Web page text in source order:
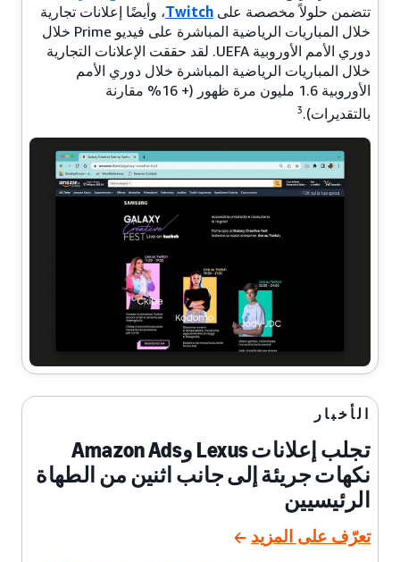
تتضمن حلولاً مخصصة على Twitch، وأيضًا إعلانات تجارية
خلال المباريات الرياضية المباشرة على فيديو Prime خلال
دوري الأمم الأوروبية UEFA. لقد حققت الإعلانات التجارية
خلال المباريات الرياضية المباشرة خلال دوري الأمم
الأوروبية 1.6 مليون مرة ظهور (+ 16% مقارنة
بالتقديرات).3
الأخبار
تجلب إعلانات Lexus وAmazon Ads
نكهات جريئة إلى جانب اثنين من الطهاة
الرئيسيين
تعرّف على المزيد